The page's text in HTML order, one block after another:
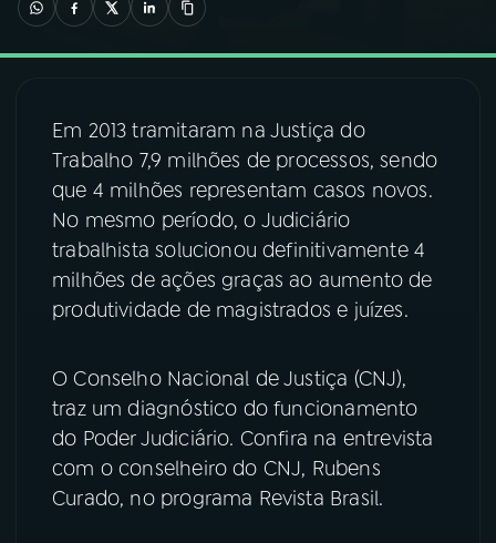
02 A RÁDIO
04PROGRAMAS
PODCASTS
06VIDEOCASTS
07ÚLTIMAS
FESTIVAL DE MÚSICA
Em 2013 tramitaram na Justiça do
Trabalho 7,9 milhões de processos, sendo
que 4 milhões representam casos novos.
No mesmo período, o Judiciário
trabalhista solucionou definitivamente 4
milhões de ações graças ao aumento de
produtividade de magistrados e juízes.
O Conselho Nacional de Justiça (CNJ),
traz um diagnóstico do funcionamento
do Poder Judiciário. Confira na entrevista
com o conselheiro do CNJ, Rubens
Curado, no programa Revista Brasil.